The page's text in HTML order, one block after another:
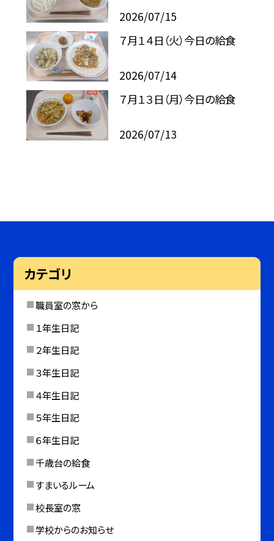
2026/07/15
７月１４日（火）今日の給食
2026/07/14
７月１３日（月）今日の給食
2026/07/13
カテゴリ
職員室の窓から
１年生日記
２年生日記
３年生日記
４年生日記
５年生日記
６年生日記
千歳台の給食
すまいるルーム
校長室の窓
学校からのお知らせ